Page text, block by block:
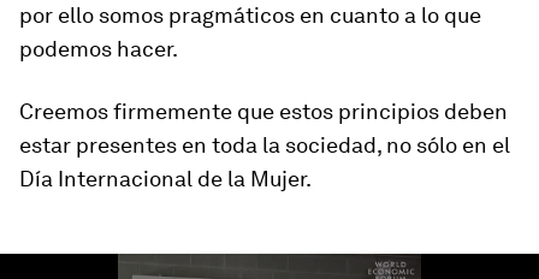
por ello somos pragmáticos en cuanto a lo que
podemos hacer.
Creemos firmemente que estos principios deben
estar presentes en toda la sociedad, no sólo en el
Día Internacional de la Mujer.